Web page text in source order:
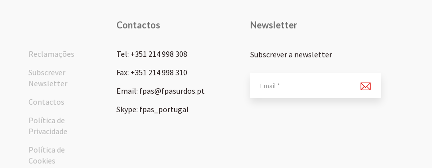
Reclamações
Subscrever
Newsletter
Contactos
Política de
Privacidade
Política de
Cookies
Contactos
Tel: +351 214 998 308
Fax: +351 214 998 310
Email: fpas@fpasurdos.pt
Skype: fpas_portugal
Newsletter
Subscrever a newsletter